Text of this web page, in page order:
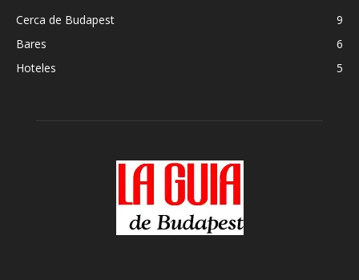
Cerca de Budapest
9
Bares
6
Hoteles
5